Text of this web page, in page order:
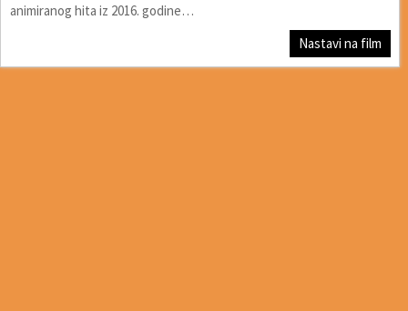
animiranog hita iz 2016. godine…
Nastavi na film